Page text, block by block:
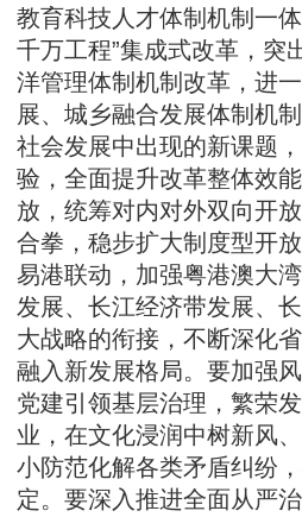
教育科技人才体制机制一
千万工程”集成式改革，突
洋管理体制机制改革，进
展、城乡融合发展体制机
社会发展中出现的新课题
验，全面提升改革整体效
放，统筹对内对外双向开
合拳，稳步扩大制度型开
易港联动，加强粤港澳大
发展、长江经济带发展、
大战略的衔接，不断深化
融入新发展格局。要加强
党建引领基层治理，繁荣
业，在文化浸润中树新风
小防范化解各类矛盾纠纷
定。要深入推进全面从严